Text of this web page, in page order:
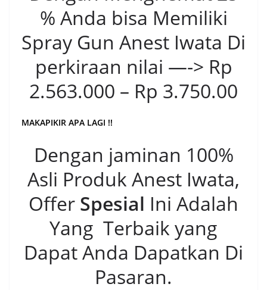
% Anda bisa Memiliki
Spray Gun Anest Iwata Di
perkiraan nilai —-> Rp
2.563.000 – Rp 3.750.00
MAKAPIKIR APA LAGI !!
Dengan jaminan 100%
Asli Produk Anest Iwata,
Offer Spesial Ini Adalah
Yang Terbaik yang
Dapat Anda Dapatkan Di
Pasaran.